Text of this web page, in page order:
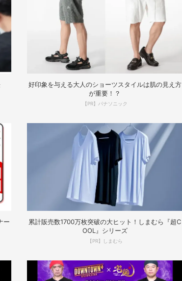
好印象を与える大人のショーツスタイルは肌の見え方
が重要！？
【PR】パナソニック
ー
累計販売数1700万枚突破の大ヒット！しまむら『超C
OOL』シリーズ
【PR】しまむら